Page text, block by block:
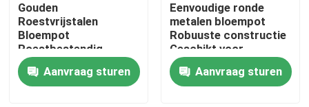
Fabrieksreis
Kwaliteitscontrole
Gouden
Roestvrijstalen
Bloempot
Roestbestendig
Duurzame Moderne
Plantenbak Voor
Binnen en Buiten
Aanvraag sturen
Eenvoudige ronde
metalen bloempot
Robuuste constructie
Geschikt voor
stedelijke
omgeving/tuin/straat
Aanvraag sturen